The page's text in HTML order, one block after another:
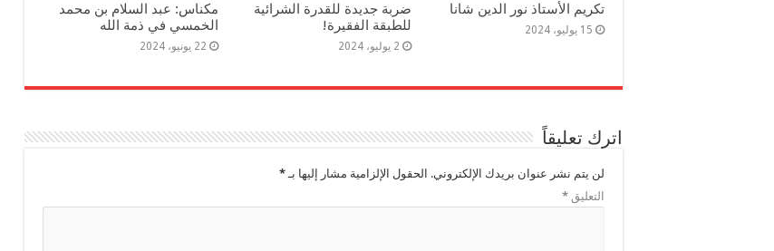
تكريم الأستاذ نور الدين شانا
15 يوليو، 2024
ضربة جديدة للقدرة الشرائية
للطبقة الفقيرة!
2 يوليو، 2024
مكناس: عبد السلام بن محمد
الخمسي في ذمة الله
22 يونيو، 2024
اترك تعليقاً
لن يتم نشر عنوان بريدك الإلكتروني. الحقول الإلزامية مشار إليها بـ*
التعليق *